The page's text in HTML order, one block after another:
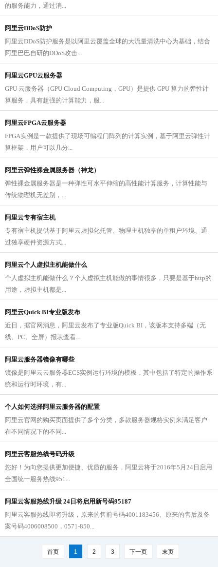
的服务能力，通过消...
阿里云DDoS防护
阿里云DDoS防护服务是以阿里云覆盖全球的大流量清洗中心为基础，结合
阿里巴巴自研的DDoS攻击...
阿里云GPU云服务器
GPU 云服务器（GPU Cloud Computing，GPU）是提供 GPU 算力的弹性计
算服务，具有超强的计算能力，服...
阿里云FPGA云服务器
FPGA实例是一款提供了现场可编程门阵列的计算实例，基于阿里云弹性计
算框架，用户可以几分...
阿里云弹性裸金属服务器（神龙）
弹性裸金属服务器是一种弹性可水平伸缩的高性能计算服务，计算性能与
传统物理机无差别，...
阿里云专有宿主机
专有宿主机提供基于阿里云虚拟化托管、物理主机独享的单租户环境、通
过独享硬件资源方式...
阿里云个人虚拟主机能做什么
个人虚拟主机能做什么？个人虚拟主机能做的事情很多，只要是基于http的
用途，虚拟主机都是...
阿里云Quick BI专业版发布
近日，据官网消息，阿里云发布了专业版Quick BI，该版本支持多端（无
线、PC、全屏）报表查看...
阿里云服务器镜像有哪些
镜像是阿里云云服务器ECS实例运行环境的模板，其中包括了特定的操作系
统和运行时环境，有...
个人如何选择阿里云服务器的配置
阿里云官网的购买页面提供了多个分类，多款服务器规格实例来满足客户
在不同情况下的不同...
阿里云客服热线号码升级
您好！为向您提供更加便捷、优质的服务，阿里云将于2016年5月24日启用
全国统一服务热线951...
阿里云客服热线升级 24日将启用新号码95187
阿里云客服热线即将升级，原来的售前号码4001183456、原来的售后及备
案号码4006008500，0571-850...
首页 1 2 3 下一页 末页